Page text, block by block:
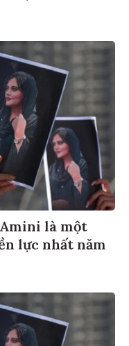
là một
lực nhất năm